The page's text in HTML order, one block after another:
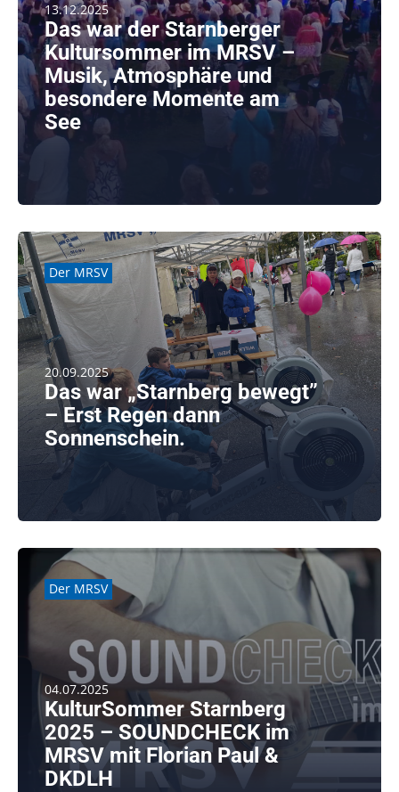
13.12.2025
Das war der Starnberger
Kultursommer im MRSV –
Musik, Atmosphäre und
besondere Momente am
See
Auch 2025 eröffnete der Starnberger Kultursommer
Der MRSV
20.09.2025
Das war „Starnberg bewegt”
– Erst Regen dann
Sonnenschein.
Viele begeisterte junge Ergo-Fahrer:innen mit
liebevoller Anleitung und ein tolles [...]
Der MRSV
04.07.2025
KulturSommer Starnberg
2025 – SOUNDCHECK im
MRSV mit Florian Paul &
DKDLH